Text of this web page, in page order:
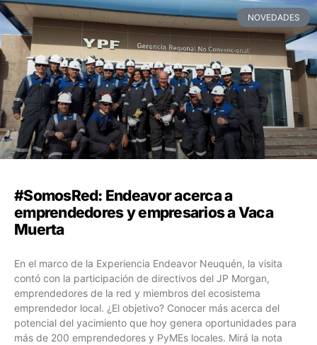
NOVEDADES
#SomosRed: Endeavor acerca a
emprendedores y empresarios a Vaca
Muerta
En el marco de la Experiencia Endeavor Neuquén, la visita
contó con la participación de directivos del JP Morgan,
emprendedores de la red y miembros del ecosistema
emprendedor local. ¿El objetivo? Conocer más acerca del
potencial del yacimiento que hoy genera oportunidades para
más de 200 emprendedores y PyMEs locales. Mirá la nota